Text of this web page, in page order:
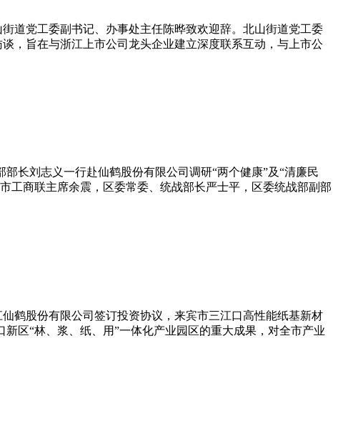
道党工委副书记、办事处主任陈晔致欢迎辞。北山街道党工委
，旨在与浙江上市公司龙头企业建立深度联系互动，与上市公
长刘志义一行赴仙鹤股份有限公司调研“两个健康”及“清廉民
工商联主席余震，区委常委、统战部长严士平，区委统战部副部
鹤股份有限公司签订投资协议，来宾市三江口高性能纸基新材
区“林、浆、纸、用”一体化产业园区的重大成果，对全市产业